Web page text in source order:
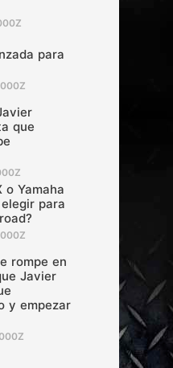
para
que
o Yamaha
para
rompe en
Javier
y empezar